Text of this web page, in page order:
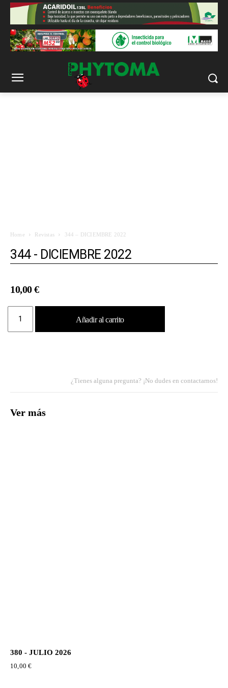
Home Revistas 344 – DICIEMBRE 2022
344 - DICIEMBRE 2022
10,00€
DICIEMBRE
Añadir al carrito
¿Tienes alguna pregunta? ¡No dudes en contactarnos!
Ver más
380 - JULIO 2026
10,00€